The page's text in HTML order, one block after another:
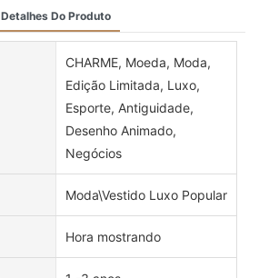
Detalhes Do Produto
CHARME, Moeda, Moda,
Edição Limitada, Luxo,
Esporte, Antiguidade,
Desenho Animado,
Negócios
Moda\Vestido Luxo Popular
Hora mostrando